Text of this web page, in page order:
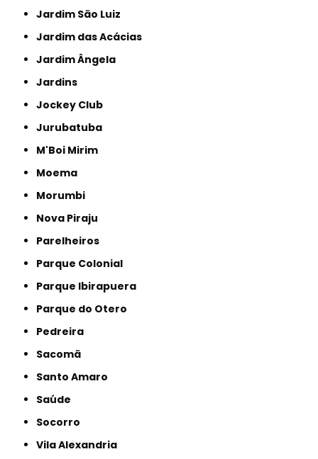
Jardim São Luiz
Jardim das Acácias
Jardim Ângela
Jardins
Jockey Club
Jurubatuba
M'Boi Mirim
Moema
Morumbi
Nova Piraju
Parelheiros
Parque Colonial
Parque Ibirapuera
Parque do Otero
Pedreira
Sacomã
Santo Amaro
Saúde
Socorro
Vila Alexandria